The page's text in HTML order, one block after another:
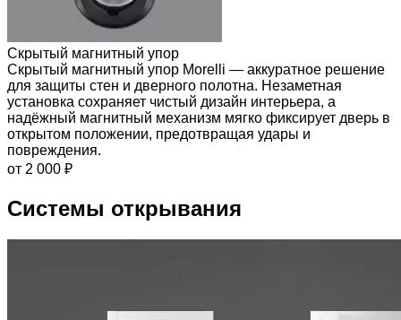
Скрытый магнитный упор
Скрытый магнитный упор Morelli — аккуратное решение
для защиты стен и дверного полотна. Незаметная
установка сохраняет чистый дизайн интерьера, а
надёжный магнитный механизм мягко фиксирует дверь в
открытом положении, предотвращая удары и
повреждения.
от 2 000 ₽
Системы открывания